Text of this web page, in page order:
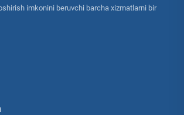
imkonini beruvchi barcha xizmatlarni bir